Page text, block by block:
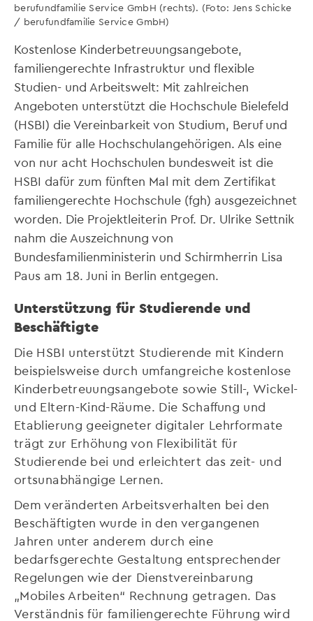
berufundfamilie Service GmbH (rechts). (Foto: Jens Schicke
/ berufundfamilie Service GmbH)
Kostenlose Kinderbetreuungsangebote,
familiengerechte Infrastruktur und flexible
Studien- und Arbeitswelt: Mit zahlreichen
Angeboten unterstützt die Hochschule Bielefeld
(HSBI) die Vereinbarkeit von Studium, Beruf und
Familie für alle Hochschulangehörigen. Als eine
von nur acht Hochschulen bundesweit ist die
HSBI dafür zum fünften Mal mit dem Zertifikat
familiengerechte Hochschule (fgh) ausgezeichnet
worden. Die Projektleiterin Prof. Dr. Ulrike Settnik
nahm die Auszeichnung von
Bundesfamilienministerin und Schirmherrin Lisa
Paus am 18. Juni in Berlin entgegen.
Unterstützung für Studierende und
Beschäftigte
Die HSBI unterstützt Studierende mit Kindern
beispielsweise durch umfangreiche kostenlose
Kinderbetreuungsangebote sowie Still-, Wickel-
und Eltern-Kind-Räume. Die Schaffung und
Etablierung geeigneter digitaler Lehrformate
trägt zur Erhöhung von Flexibilität für
Studierende bei und erleichtert das zeit- und
ortsunabhängige Lernen.
Dem veränderten Arbeitsverhalten bei den
Beschäftigten wurde in den vergangenen
Jahren unter anderem durch eine
bedarfsgerechte Gestaltung entsprechender
Regelungen wie der Dienstvereinbarung
„Mobiles Arbeiten“ Rechnung getragen. Das
Verständnis für familiengerechte Führung wird